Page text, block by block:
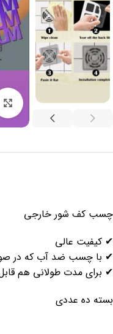
چسب کف شور خارجی
✔ کیفیت عالی
✔ با چسب ضد آب که در
✔ برای مدت طولانی هم
بسته ده عددی